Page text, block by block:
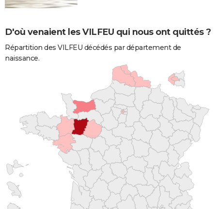
D'où venaient les VILFEU qui nous ont quittés ?
Répartition des VILFEU décédés par département de
naissance.